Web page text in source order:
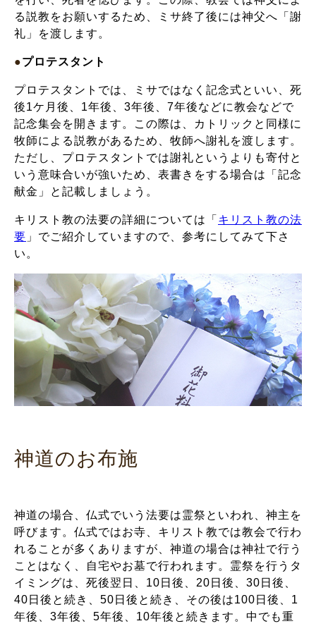
る説教をお願いするため、ミサ終了後には神父へ「謝
礼」を渡します。
●プロテスタント
プロテスタントでは、ミサではなく記念式といい、死
後1ケ月後、1年後、3年後、7年後などに教会などで
記念集会を開きます。この際は、カトリックと同様に
牧師による説教があるため、牧師へ謝礼を渡します。
ただし、プロテスタントでは謝礼というよりも寄付と
いう意味合いが強いため、表書きをする場合は「記念
献金」と記載しましょう。
キリスト教の法要の詳細については「 キリスト教の法
要 」でご紹介していますので、参考にしてみて下さ
い。
神道のお布施
神道の場合、仏式でいう法要は霊祭といわれ、神主を
呼びます。仏式ではお寺、キリスト教では教会で行わ
れることが多くありますが、神道の場合は神社で行う
ことはなく、自宅やお墓で行われます。霊祭を行うタ
イミングは、死後翌日、10日後、20日後、30日後、
40日後と続き、50日後と続き、その後は100日後、1
年後、3年後、5年後、10年後と続きます。中でも重